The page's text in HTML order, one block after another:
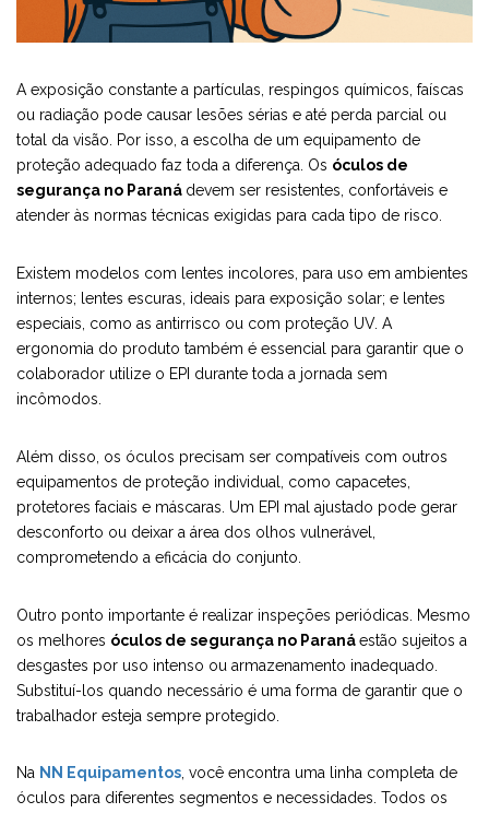
A exposição constante a partículas, respingos químicos, faíscas
ou radiação pode causar lesões sérias e até perda parcial ou
total da visão. Por isso, a escolha de um equipamento de
proteção adequado faz toda a diferença. Os óculos de
segurança no Paraná devem ser resistentes, confortáveis e
atender às normas técnicas exigidas para cada tipo de risco.
Existem modelos com lentes incolores, para uso em ambientes
internos; lentes escuras, ideais para exposição solar; e lentes
especiais, como as antirrisco ou com proteção UV. A
ergonomia do produto também é essencial para garantir que o
colaborador utilize o EPI durante toda a jornada sem
incômodos.
Além disso, os óculos precisam ser compatíveis com outros
equipamentos de proteção individual, como capacetes,
protetores faciais e máscaras. Um EPI mal ajustado pode gerar
desconforto ou deixar a área dos olhos vulnerável,
comprometendo a eficácia do conjunto.
Outro ponto importante é realizar inspeções periódicas. Mesmo
os melhores óculos de segurança no Paranáestão sujeitos a
desgastes por uso intenso ou armazenamento inadequado.
Substituí-los quando necessário é uma forma de garantir que o
trabalhador esteja sempre protegido.
Na NN Equipamentos, você encontra uma linha completa de
óculos para diferentes segmentos e necessidades. Todos os